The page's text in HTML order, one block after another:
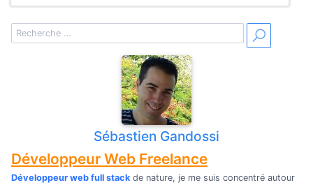
Sébastien Gandossi
Développeur Web Freelance
Développeur web full stackde nature, je me suis concentré autour